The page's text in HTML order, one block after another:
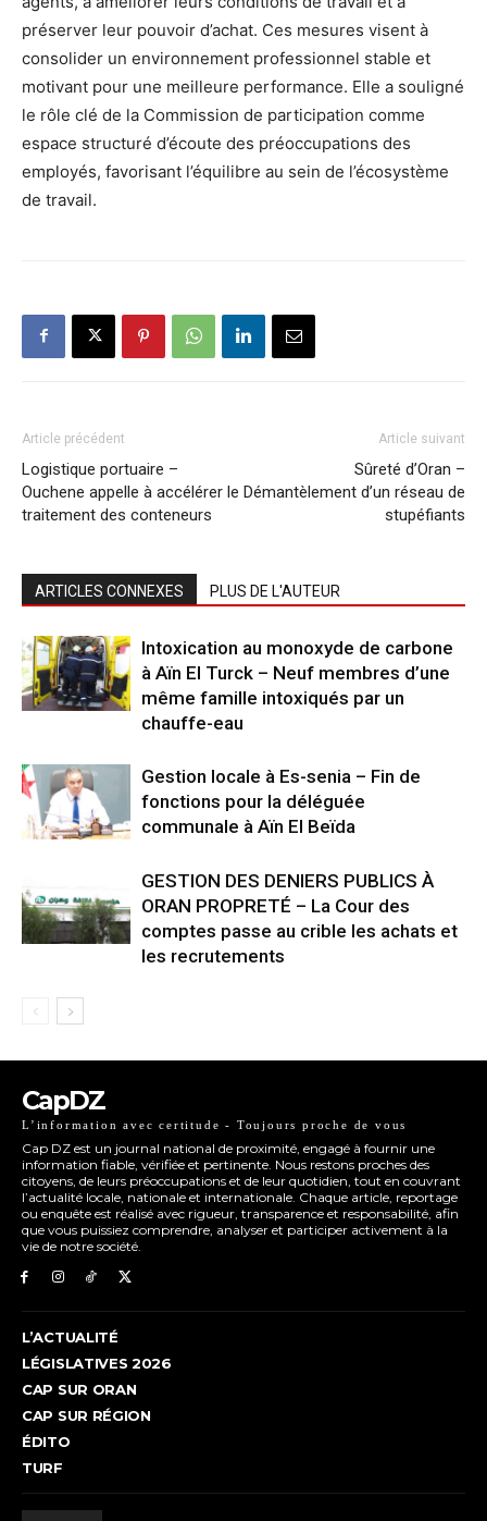
préserver leur pouvoir d’achat. Ces mesures visent à
consolider un environnement professionnel stable et
motivant pour une meilleure performance. Elle a souligné
le rôle clé de la Commission de participation comme
espace structuré d’écoute des préoccupations des
employés, favorisant l’équilibre au sein de l’écosystème
de travail.
Article précédent
Logistique portuaire –
Ouchene appelle à accélérer le
traitement des conteneurs
Article suivant
Sûreté d’Oran –
Démantèlement d’un réseau de
stupéfiants
ARTICLES CONNEXES PLUS DE L'AUTEUR
Intoxication au monoxyde de carbone
à Aïn El Turck – Neuf membres d’une
même famille intoxiqués par un
chauffe-eau
Gestion locale à Es-senia – Fin de
fonctions pour la déléguée
communale à Aïn El Beïda
GESTION DES DENIERS PUBLICS À
ORAN PROPRETÉ – La Cour des
comptes passe au crible les achats et
les recrutements
CapDZ
L’information avec certitude - Toujours proche de vous
Cap DZ est un journal national de proximité, engagé à fournir une
information fiable, vérifiée et pertinente. Nous restons proches des
citoyens, de leurs préoccupations et de leur quotidien, tout en couvrant
l’actualité locale, nationale et internationale. Chaque article, reportage
ou enquête est réalisé avec rigueur, transparence et responsabilité, afin
que vous puissiez comprendre, analyser et participer activement à la
vie de notre société.
L’ACTUALITÉ
LÉGISLATIVES 2026
CAP SUR ORAN
CAP SUR RÉGION
ÉDITO
TURF